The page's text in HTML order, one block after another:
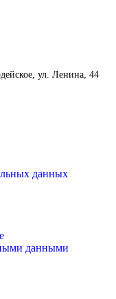
ул. Ленина, 44
данных
данными